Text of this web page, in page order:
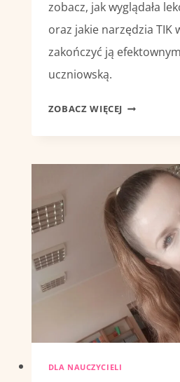
zobacz, jak wyglądała
oraz jakie narzędzia TIK
zakończyć ją
uczniowską.
ZOBACZ WIĘCEJ MITOLOGIA
JIGSAW
DLA NAUCZYCIELI